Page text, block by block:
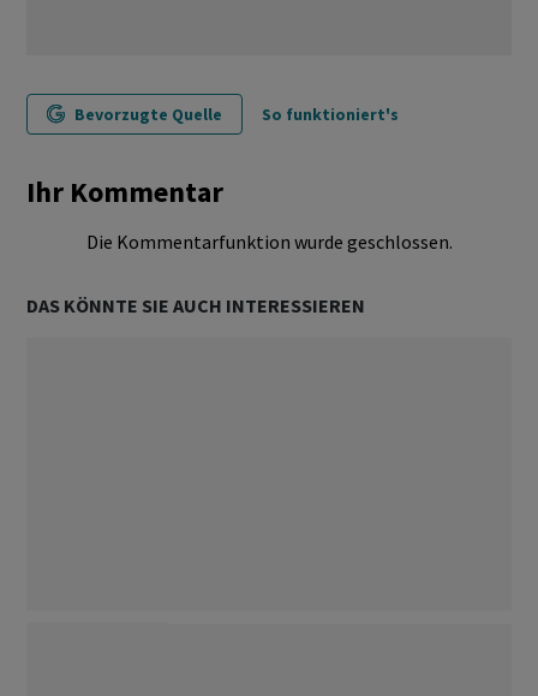
Bevorzugte Quelle So funktioniert's
Ihr Kommentar
Die Kommentarfunktion wurde geschlossen.
DAS KÖNNTE SIE AUCH INTERESSIEREN